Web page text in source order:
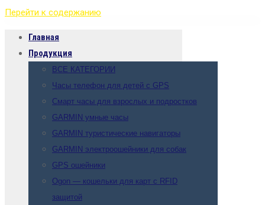
Перейти к содержанию
Главная
Продукция
ВСЕ КАТЕГОРИИ
Часы телефон для детей с GPS
Смарт часы для взрослых и подростков
GARMIN умные часы
GARMIN туристические навигаторы
GARMIN электроошейники для собак
GPS ошейники
Ogon — кошельки для карт с RFID
защитой